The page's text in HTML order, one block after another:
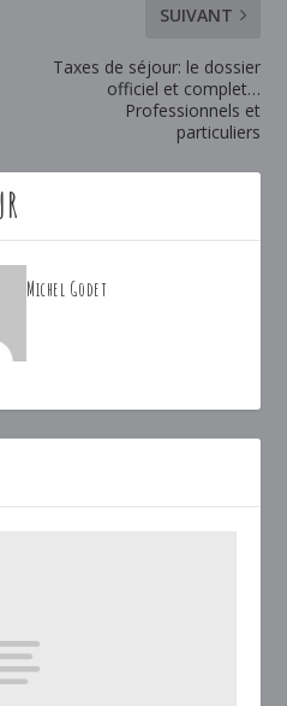
SUIVANT
Taxes de séjour: le dossier
officiel et complet…
Professionnels et
particuliers
Michel Godet